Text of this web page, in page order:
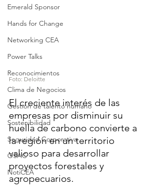
Emerald Sponsor
Hands for Change
Networking CEA
Power Talks
Reconocimientos
Clima de Negocios
Gestión de talento humano
Sostenibilidad
Seguridad Corporativa
OSAC
NotiCEA
Foto: Deloitte
El creciente interés de las
empresas por disminuir su
huella de carbono convierte a
la región en un territorio
valioso para desarrollar
proyectos forestales y
agropecuarios.